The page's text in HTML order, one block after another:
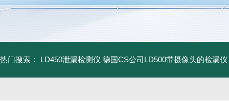
热门搜索： LD450泄漏检测仪 德国CS公司LD500带摄像头的检漏仪